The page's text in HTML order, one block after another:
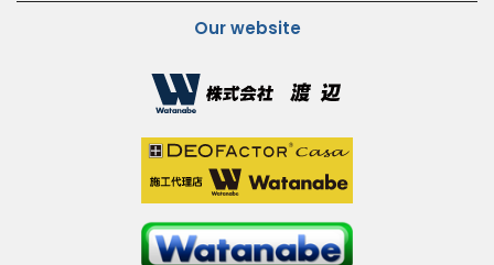
Our website